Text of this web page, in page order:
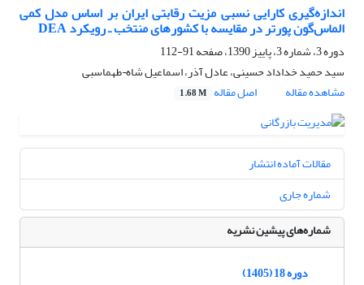
اندازه‌گیری کارایی نسبی مزیت رقابتی ایران بر اساس مدل کمی
الماس‌گون پورتر در مقایسه با کشورهای منتخب ـ رویکرد DEA
دوره 3، شماره 3، پاییز 1390، صفحه
91-112
سید حمید خداداد حسینی، عادل آذر، اسماعیل شاه¬طهماسبی
مشاهده مقاله
اصل مقاله 1.68 M
مقالات آماده انتشار
شماره جاری
شماره‌های پیشین نشریه
دوره 18 (1405)